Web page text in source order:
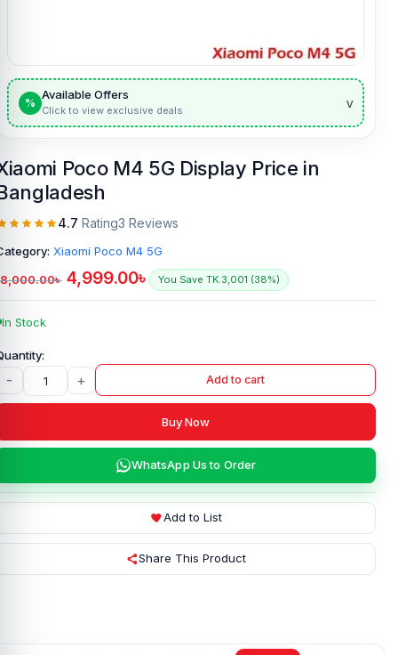
%
Available Offers
Click to view exclusive deals v
Poco M4 5G Display Price in
4.7 Rating3 Reviews
Xiaomi Poco M4 5G
8,000.00৳ 4,999.00৳ You Save TK.3,001 (38%)
In Stock
- + Add to cart
Buy Now
WhatsApp Us to Order
Add to List
Share This Product